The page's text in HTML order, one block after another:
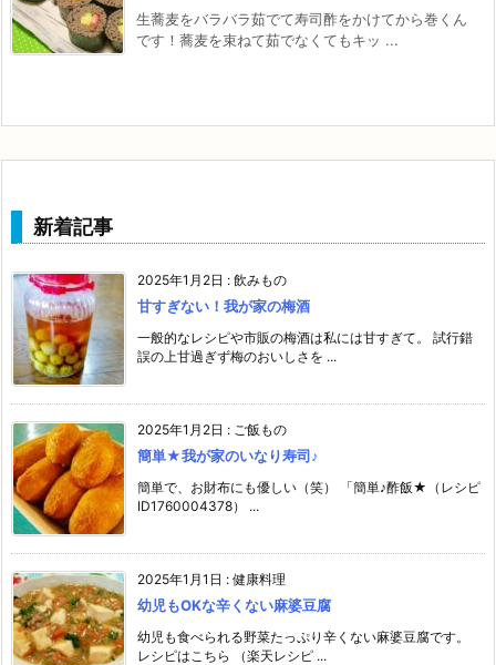
生蕎麦をバラバラ茹でて寿司酢をかけてから巻くん
です！蕎麦を束ねて茹でなくてもキッ ...
新着記事
2025年1月2日 : 飲みもの
甘すぎない！我が家の梅酒
一般的なレシピや市販の梅酒は私には甘すぎて。 試行錯
誤の上甘過ぎず梅のおいしさを ...
2025年1月2日 : ご飯もの
簡単★我が家のいなり寿司♪
簡単で、お財布にも優しい（笑） 「簡単♪酢飯★（レシピ
ID1760004378） ...
2025年1月1日 : 健康料理
幼児もOKな辛くない麻婆豆腐
幼児も食べられる野菜たっぷり辛くない麻婆豆腐です。
レシピはこちら （楽天レシピ ...